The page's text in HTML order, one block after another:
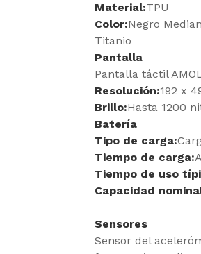
Material:TPU
Color:Negro
Titanio
Pantalla
Pantalla táctil
Resolución:192 x
Brillo:Hasta 1200
Batería
Tipo de carga:
Tiempo de carga:
Tiempo de uso
Capacidad
Sensores
Sensor del